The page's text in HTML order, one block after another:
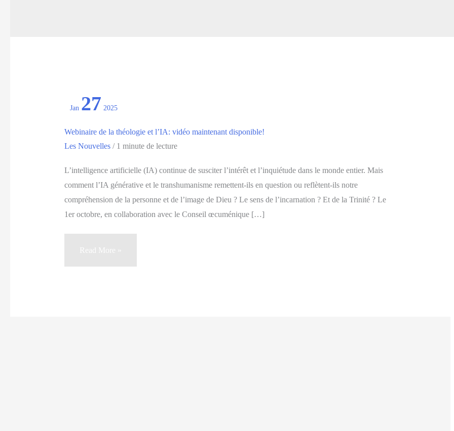
Jan 27 2025
Webinaire de la théologie et l’IA: vidéo maintenant disponible!
Les Nouvelles/ 1 minute de lecture
L’intelligence artificielle (IA) continue de susciter l’intérêt et l’inquiétude dans le monde entier. Mais
comment l’IA générative et le transhumanisme remettent-ils en question ou reflètent-ils notre
compréhension de la personne et de l’image de Dieu ? Le sens de l’incarnation ? Et de la Trinité ? Le
1er octobre, en collaboration avec le Conseil œcuménique […]
Webinaire
de
Read More »